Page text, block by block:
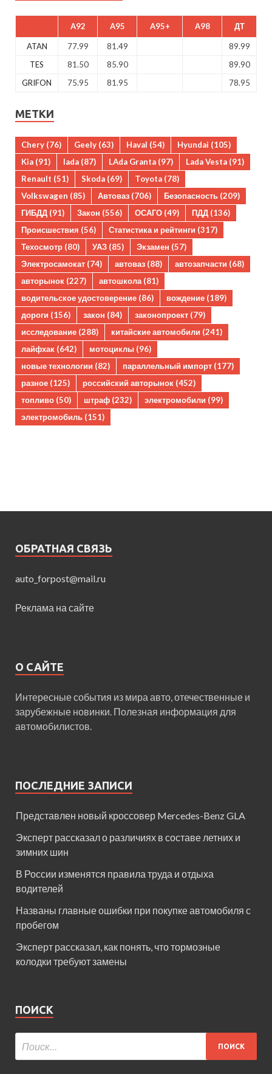
A92 A95 A95+ A98 ДТ
ATAN 77.99 81.49
89.99
TES
81.50 85.90
89.90
GRIFON
75.95 81.95 78.95
МЕТКИ
Chery (76) Geely (63) Haval (54) Hyundai (105)
Kia (91) lada (87) LAda Granta (97) Lada Vesta (91)
Renault (51) Skoda (69) Toyota (78)
Volkswagen (85) Автоваз (706) Безопасность (209)
ГИБДД (91) Закон (556) ОСАГО (49) ПДД (136)
Происшествия (56) Статистика и рейтинги (317)
Техосмотр (80) УАЗ (85) Экзамен (57)
Электросамокат (74) автоваз (88) автозапчасти (68)
авторынок (227) автошкола(81)
водительское удостоверение (86) вождение (189)
дороги (156) закон (84) законопроект (79)
исследование (288) китайские автомобили (241)
лайфхак (642) мотоциклы (96)
новые технологии (82) параллельный импорт (177)
разное (125) российский авторынок (452)
топливо (50) штраф (232) электромобили (99)
электромобиль (151)
ОБРАТНАЯ СВЯЗЬ
auto_forpost@mail.ru
Реклама на сайте
О САЙТЕ
Интересные события из мира авто, отечественные и
зарубежные новинки. Полезная информация для
автомобилистов.
ПОСЛЕДНИЕ ЗАПИСИ
Представлен новый кроссовер Mercedes-Benz GLA
Эксперт рассказал о различиях в составе летних и
зимних шин
В России изменятся правила труда и отдыха
водителей
Названы главные ошибки при покупке автомобиля с
пробегом
Эксперт рассказал, как понять, что тормозные
колодки требуют замены
ПОИСК